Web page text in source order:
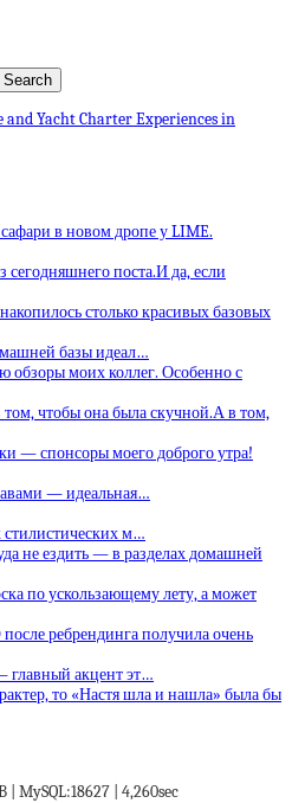
Yacht Charter Experiences in
в новом дропе у LIME.
поста.И да, если
столько красивых базовых
базы идеал…
обзоры моих коллег. Особенно с
чтобы она была скучной.А в том,
— спонсоры моего доброго утра!
— идеальная…
м…
не ездить — в разделах домашней
по ускользающему лету, а может
ребрендинга получила очень
акцент эт…
то «Настя шла и нашла» была бы
| MySQL:18627 | 4,260sec